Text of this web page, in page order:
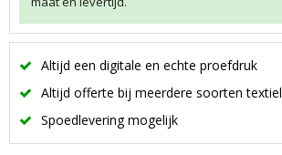
Altijd een digitale en echte proefdruk
Altijd offerte bij meerdere soorten textiel
Spoedlevering mogelijk